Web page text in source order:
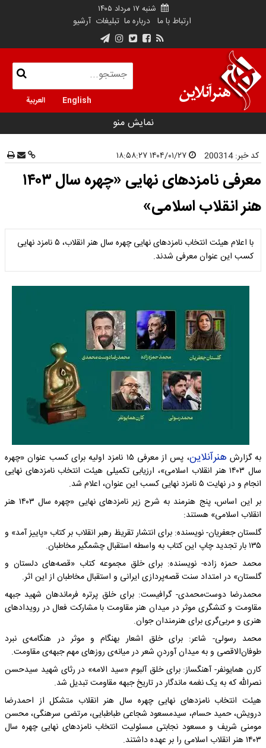
شنبه ۱۷ مرداد ۱۴۰۵
ارتباط با ما درباره ما تبلیغات آرشیو
English العربية
نمایش منو
کد خبر:200314
معرفی نامزدهای نهایی «چهره سال ۱۴۰۳
هنر انقلاب اسلامی»
با اعلام هیئت انتخاب نامزدهای نهایی چهره سال هنر انقلاب، ۵ نامزد نهایی
کسب این عنوان معرفی شدند.
به گزارش هنرآنلاین
، پس از معرفی ۱۵ نامزد اولیه برای کسب عنوان «چهره
سال ۱۴۰۳ هنر انقلاب اسلامی»، ارزیابی تکمیلی هیئت انتخاب نامزدهای نهایی
انجام و در نهایت ۵ نامزد نهایی کسب این عنوان، اعلام شد.
بر این اساس، پنج هنرمند به شرح زیر نامزدهای نهایی «چهره سال ۱۴۰۳ هنر
انقلاب اسلامی» هستند:
گلستان جعفریان- نویسنده: برای انتشار تقریظ رهبر انقلاب بر کتاب «پاییز آمد» و
۱۳۵ بار تجدید چاپ این کتاب به واسطه استقبال چشمگیر مخاطبان.
محمد حمزه زاده- نویسنده: برای خلق مجموعه کتاب «قصه‌های دلستان و
گلستان» در امتداد سنت قصه‌پردازی ایرانی و استقبال مخاطبان از این اثر.
محمدرضا دوست‌محمدی- گرافیست: برای خلق پرتره فرماندهان شهید جبهه
مقاومت و کنشگری موثر در میدان هنر مقاومت با مشارکت فعال در رویدادهای
هنری و مربی‌گری برای هنرمندان جوان.
محمد رسولی- شاعر: برای خلق اشعار بهنگام و موثر در هنگامه‌ی نبرد
طوفان‌الاقصی و به میدان آوردنِ شعر در میانه‌ی روزهای مهم جبهه‌ی مقاومت.
کارن همایونفر- آهنگساز: برای خلق آلبوم «سید الامه» در رثای شهید سیدحسن
نصرالله که به یک نغمه ماندگار در تاریخ جبهه مقاومت تبدیل شد.
هیئت انتخاب نامزدهای نهایی چهره سال هنر انقلاب متشکل از احمدرضا
درویش، حمید حسام، سیدمسعود شجاعی طباطبایی، مرتضی سرهنگی، محسن
مومنی شریف و مسعود نجابتی مسئولیت انتخاب نامزدهای نهایی چهره سال
۱۴۰۳ هنر انقلاب اسلامی را بر عهده داشتند.